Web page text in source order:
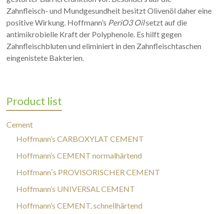
Zahnfleisch- und Mundgesundheit besitzt Olivenöl daher eine
positive Wirkung. Hoffmann’s PeriO3 Oilsetzt auf die
antimikrobielle Kraft der Polyphenole. Es hilft gegen
Zahnfleischbluten und eliminiert in den Zahnfleischtaschen
eingenistete Bakterien.
Product list
Cement
Hoffmann’s CARBOXYLAT CEMENT
Hoffmann’s CEMENT normalhärtend
Hoffmannʼs PROVISORISCHER CEMENT
Hoffmann’s UNIVERSAL CEMENT
Hoffmann’s CEMENT, schnellhärtend